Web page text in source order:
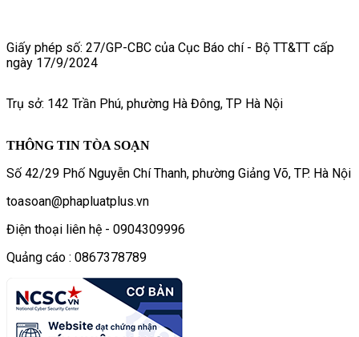
Giấy phép số: 27/GP-CBC của Cục Báo chí - Bộ TT&TT cấp
ngày 17/9/2024
Trụ sở: 142 Trần Phú, phường Hà Đông, TP Hà Nội
THÔNG TIN TÒA SOẠN
Số 42/29 Phố Nguyễn Chí Thanh, phường Giảng Võ, TP. Hà Nội
toasoan@phapluatplus.vn
Điện thoại liên hệ - 0904309996
Quảng cáo : 0867378789